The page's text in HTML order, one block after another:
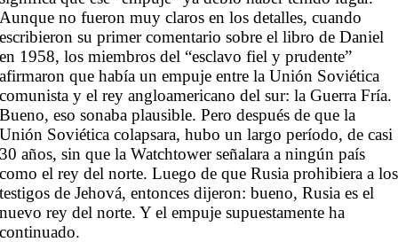
Aunque no fueron muy claros en los detalles, cuando
escribieron su primer comentario sobre el libro de Daniel
en 1958, los miembros del “esclavo fiel y prudente”
afirmaron que había un empuje entre la Unión Soviética
comunista y el rey angloamericano del sur: la Guerra Fría.
Bueno, eso sonaba plausible. Pero después de que la
Unión Soviética colapsara, hubo un largo período, de casi
30 años, sin que la Watchtower señalara a ningún país
como el rey del norte. Luego de que Rusia prohibiera a los
testigos de Jehová, entonces dijeron: bueno, Rusia es el
nuevo rey del norte. Y el empuje supuestamente ha
continuado.